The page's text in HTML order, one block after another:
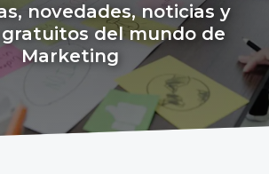
novedades, noticias y
del mundo de
Marketing